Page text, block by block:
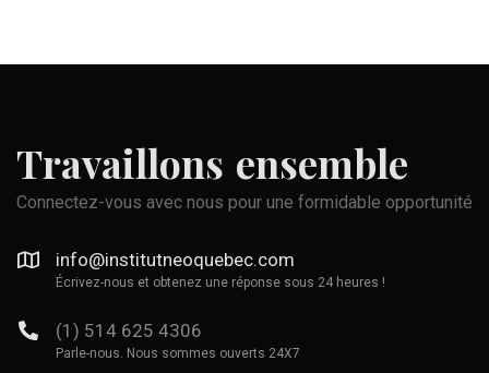
Travaillons ensemble
Connectez-vous avec nous pour une formidable opportunité
info@institutneoquebec.com
Écrivez-nous et obtenez une réponse sous 24 heures !
(1) 514 625 4306
Parle-nous. Nous sommes ouverts 24X7